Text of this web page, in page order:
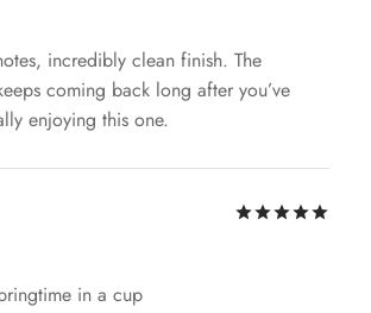
incredibly clean finish. The
coming back long after you’ve
enjoying this one.
in a cup